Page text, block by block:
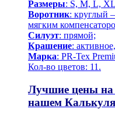
Размеры: S, M, L,
Воротник: круглый
мягким
Силуэт: прямой;
Крашение: активное,
Марка: PR-Tex
Кол-во цветов: 11.
Лучшие цены на
нашем